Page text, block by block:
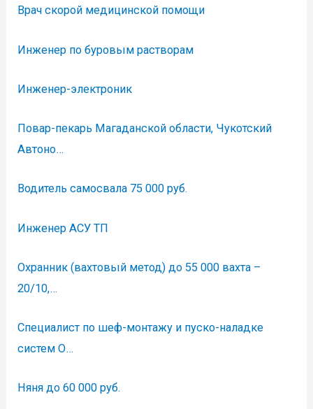
Врач скорой медицинской помощи
Инженер по буровым растворам
Инженер-электроник
Повар-пекарь Магаданской области, Чукотский
Автоно…
Водитель самосвала 75 000 руб.
Инженер АСУ ТП
Охранник (вахтовый метод) до 55 000 вахта –
20/10,…
Специалист по шеф-монтажу и пуско-наладке
систем О…
Няня до 60 000 руб.